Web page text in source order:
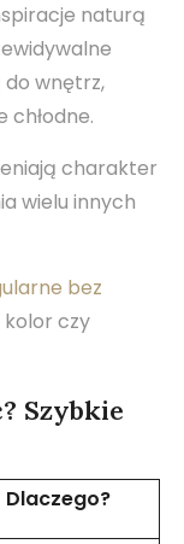
naturą
do wnętrz,
chłodne.
charakter
wielu innych
bez
kolor czy
Szybkie
Dlaczego?